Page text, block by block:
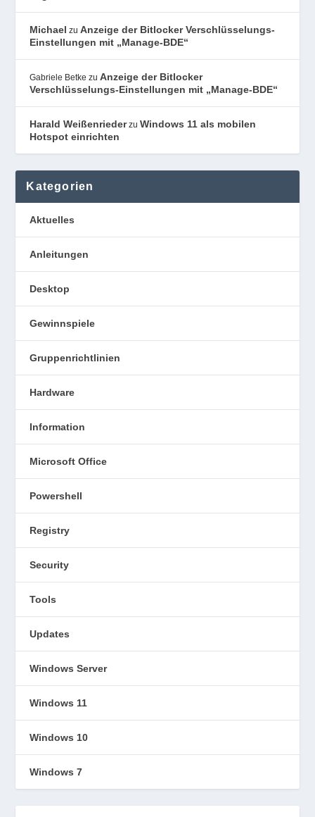
Michael zuAnzeige der Bitlocker Verschlüsselungs-
Einstellungen mit „Manage-BDE“
Gabriele Betke zuAnzeige der Bitlocker
Verschlüsselungs-Einstellungen mit „Manage-BDE“
Harald WeißenriederzuWindows 11 als mobilen
Hotspot einrichten
Kategorien
Aktuelles
Anleitungen
Desktop
Gewinnspiele
Gruppenrichtlinien
Hardware
Information
Microsoft Office
Powershell
Registry
Security
Tools
Updates
Windows Server
Windows 11
Windows 10
Windows 7